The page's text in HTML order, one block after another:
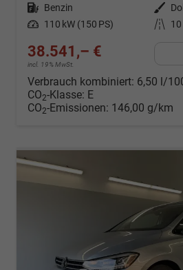
Kraftstoff Benzin Außenfarbe
Leistung 110 kW (150 PS) Kilometerstand
38.541,– €
incl. 19% MwSt.
Verbrauch kombiniert: 6,50 l/
CO2-Klasse: E
CO2-Emissionen: 146,00 g/km